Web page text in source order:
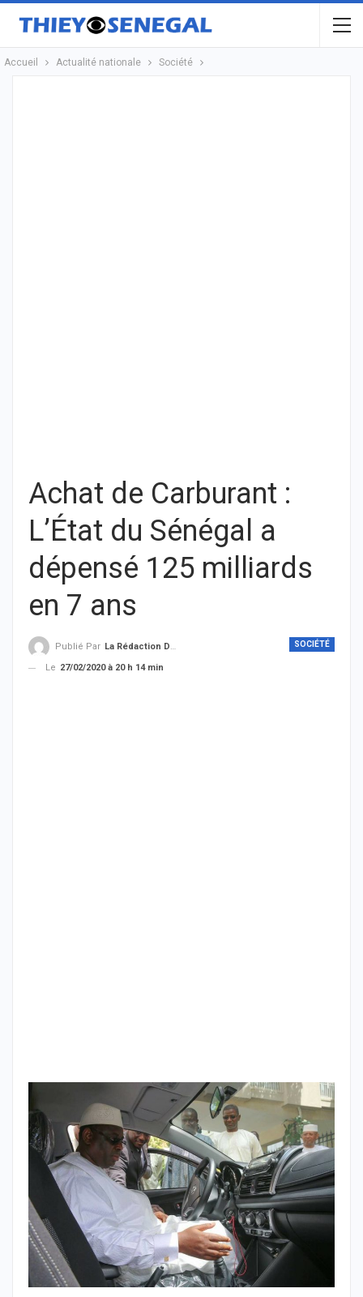
Accueil Actualité nationale Société
Achat de Carburant :
L’État du Sénégal a
dépensé 125 milliards
en 7 ans
SOCIÉTÉ
Publié Par La Rédaction De THIEYSENEGAL.com
Le 27/02/2020 à 20 h 14 min